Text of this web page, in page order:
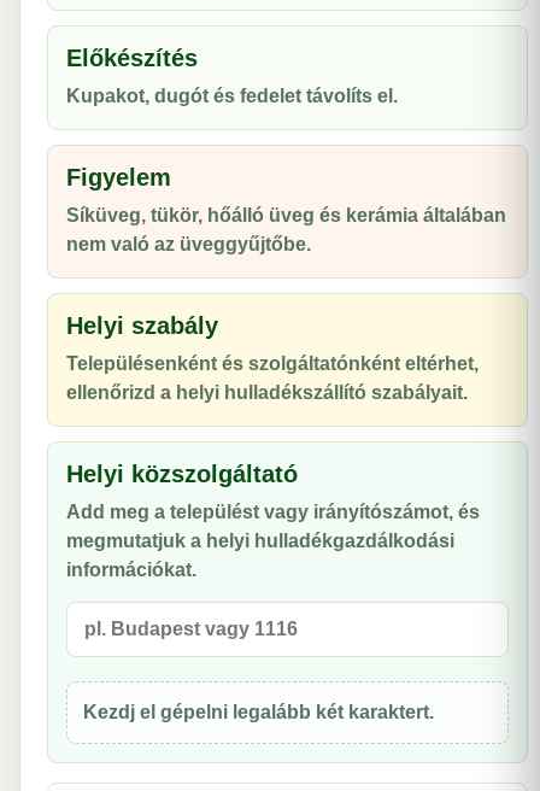
Előkészítés
Kupakot, dugót és fedelet távolíts el.
Figyelem
Síküveg, tükör, hőálló üveg és kerámia általában
nem való az üveggyűjtőbe.
Helyi szabály
Településenként és szolgáltatónként eltérhet,
ellenőrizd a helyi hulladékszállító szabályait.
Helyi közszolgáltató
Add meg a települést vagy irányítószámot, és
megmutatjuk a helyi hulladékgazdálkodási
információkat.
Kezdj el gépelni legalább két karaktert.